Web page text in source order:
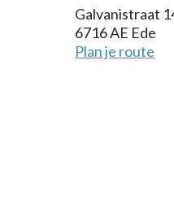
Galvanistraat
6716 AE Ede
Plan je route